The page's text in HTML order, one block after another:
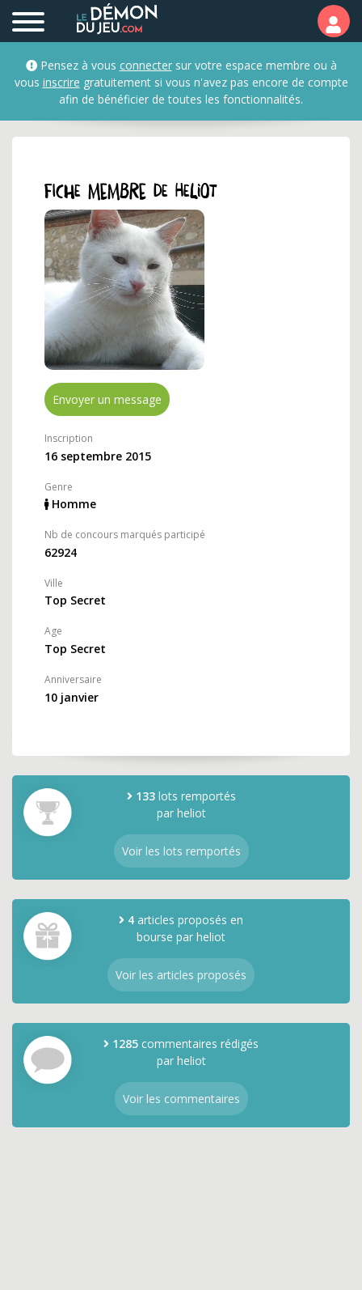
Profil et fiche membre
Pensez à vous connectersur votre espace membre ou à
vous inscrire gratuitement si vous n'avez pas encore de compte
afin de bénéficier de toutes les fonctionnalités.
Fiche membre de heliot
Envoyer un message
Inscription
16 septembre 2015
Genre
Homme
Nb de concours marqués participé
62924
Ville
Top Secret
Age
Top Secret
Anniversaire
10 janvier
133lots remportés
par heliot
Voir les lots remportés
4 articles proposés en
bourse par heliot
Voir les articles proposés
1285 commentaires rédigés
par heliot
Voir les commentaires